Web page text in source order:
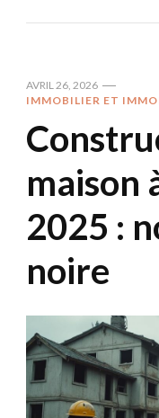
AVRIL 26, 2026
IMMOBILIER ET
maison
2025 :
noire